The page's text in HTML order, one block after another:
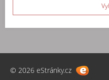
© 2026 eStránky.cz